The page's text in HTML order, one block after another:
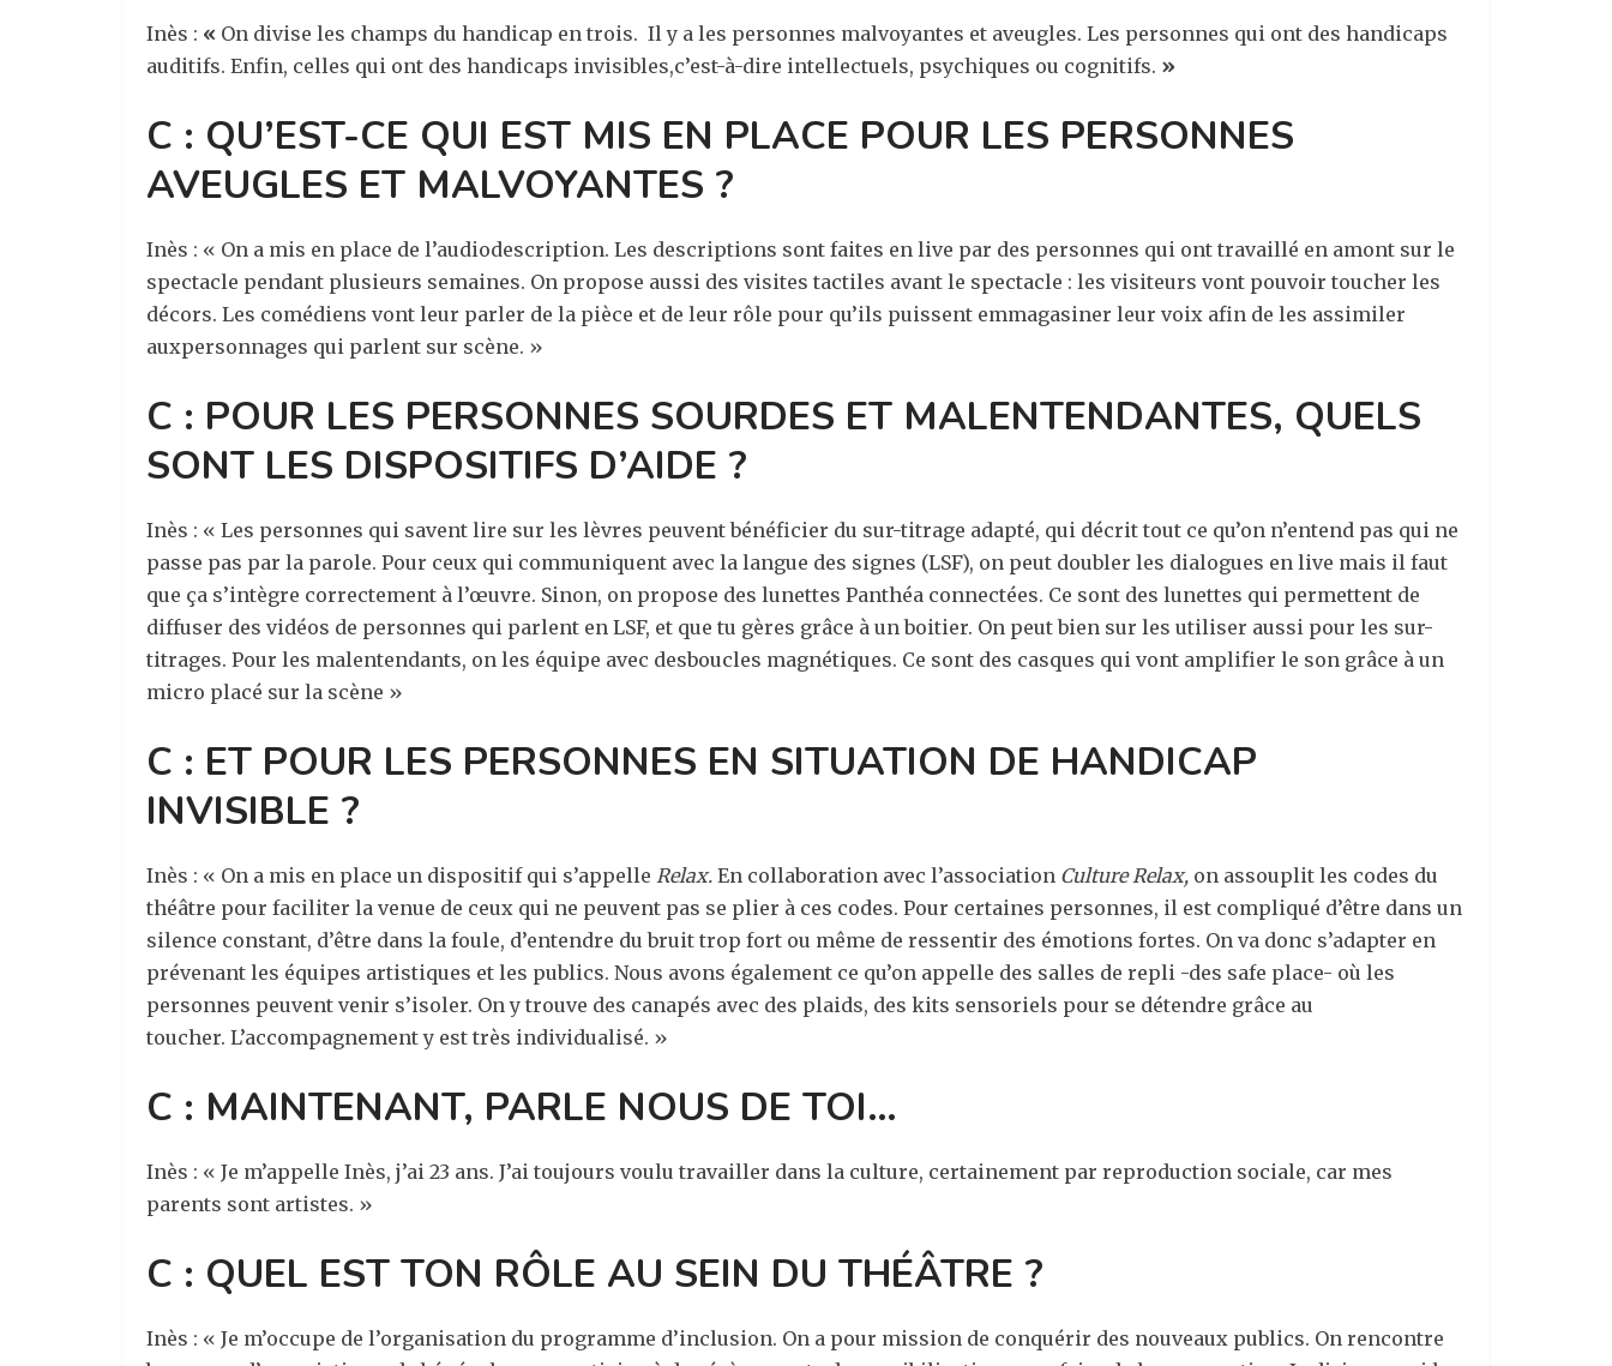
Inès : « On divise les champs du handicap en trois. Il y a les personnes malvoyantes et aveugles. Les personnes qui ont des handicaps
auditifs. Enfin, celles qui ont des handicaps invisibles,c’est-à-dire intellectuels, psychiques ou cognitifs. »
C : QU’EST-CE QUI EST MIS EN PLACE POUR LES PERSONNES
AVEUGLES ET MALVOYANTES ?
Inès : « On a mis en place de l’audiodescription. Les descriptions sont faites en live par des personnes qui ont travaillé en amont sur le
spectacle pendant plusieurs semaines. On propose aussi des visites tactiles avant le spectacle : les visiteurs vont pouvoir toucher les
décors. Les comédiens vont leur parler de la pièce et de leur rôle pour qu’ils puissent emmagasiner leur voix afin de les assimiler
auxpersonnages qui parlent sur scène. »
C : POUR LES PERSONNES SOURDES ET MALENTENDANTES, QUELS
SONT LES DISPOSITIFS D’AIDE ?
Inès : « Les personnes qui savent lire sur les lèvres peuvent bénéficier du sur-titrage adapté, qui décrit tout ce qu’on n’entend pas qui ne
passe pas par la parole. Pour ceux qui communiquent avec la langue des signes (LSF), on peut doubler les dialogues en live mais il faut
que ça s’intègre correctement à l’œuvre. Sinon, on propose des lunettes Panthéa connectées. Ce sont des lunettes qui permettent de
diffuser des vidéos de personnes qui parlent en LSF, et que tu gères grâce à un boitier. On peut bien sur les utiliser aussi pour les sur-
titrages. Pour les malentendants, on les équipe avec desboucles magnétiques. Ce sont des casques qui vont amplifier le son grâce à un
micro placé sur la scène »
C : ET POUR LES PERSONNES EN SITUATION DE HANDICAP
INVISIBLE ?
Inès : « On a mis en place un dispositif qui s’appelle Relax. En collaboration avec l’association Culture Relax, on assouplit les codes du
théâtre pour faciliter la venue de ceux qui ne peuvent pas se plier à ces codes. Pour certaines personnes, il est compliqué d’être dans un
silence constant, d’être dans la foule, d’entendre du bruit trop fort ou même de ressentir des émotions fortes. On va donc s’adapter en
prévenant les équipes artistiques et les publics. Nous avons également ce qu’on appelle des salles de repli -des safe place- où les
personnes peuvent venir s’isoler. On y trouve des canapés avec des plaids, des kits sensoriels pour se détendre grâce au
toucher. L’accompagnement y est très individualisé. »
C : MAINTENANT, PARLE NOUS DE TOI…
Inès : « Je m’appelle Inès, j’ai 23 ans. J’ai toujours voulu travailler dans la culture, certainement par reproduction sociale, car mes
parents sont artistes. »
C : QUEL EST TON RÔLE AU SEIN DU THÉÂTRE ?
Inès : « Je m’occupe de l’organisation du programme d’inclusion. On a pour mission de conquérir des nouveaux publics. On rencontre